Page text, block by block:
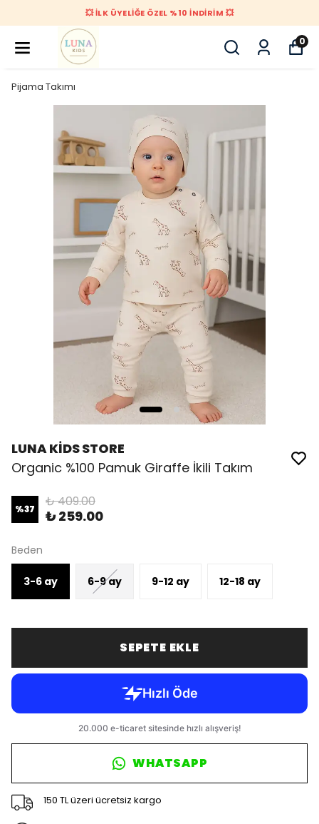
💥 İLK ÜYELİĞE ÖZEL %10 İNDİRİM 💥
0
Pijama Takımı
LUNA KİDS STORE
Organic %100 Pamuk Giraffe İkili Takım
%37 ₺ 409.00
₺ 259.00
Beden
3-6 ay 6-9 ay 9-12 ay 12-18 ay
SEPETE EKLE
WHATSAPP
150 TL üzeri ücretsiz kargo